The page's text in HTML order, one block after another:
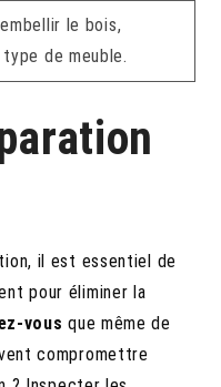
le bois,
de meuble.
il est essentiel de
pour éliminer la
vous que même de
compromettre